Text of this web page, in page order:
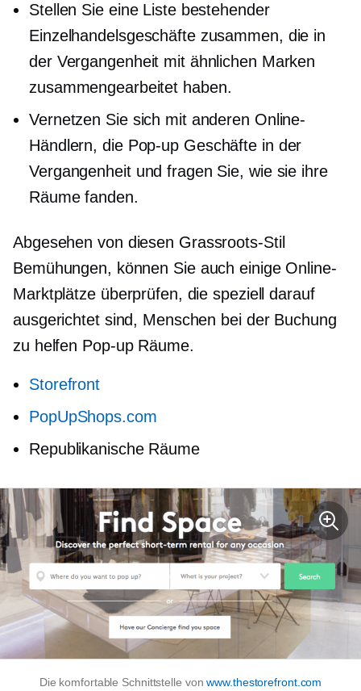
Stellen Sie eine Liste bestehender
Einzelhandelsgeschäfte zusammen, die in
der Vergangenheit mit ähnlichen Marken
zusammengearbeitet haben.
Vernetzen Sie sich mit anderen Online-
Händlern, die Pop-up Geschäfte in der
Vergangenheit und fragen Sie, wie sie ihre
Räume fanden.
Abgesehen von diesen Grassroots-Stil
Bemühungen, können Sie auch einige Online-
Marktplätze überprüfen, die speziell darauf
ausgerichtet sind, Menschen bei der Buchung
zu helfen Pop-upRäume.
Storefront
PopUpShops.com
Republikanische Räume
Die komfortable Schnittstelle vonwww.thestorefront.com